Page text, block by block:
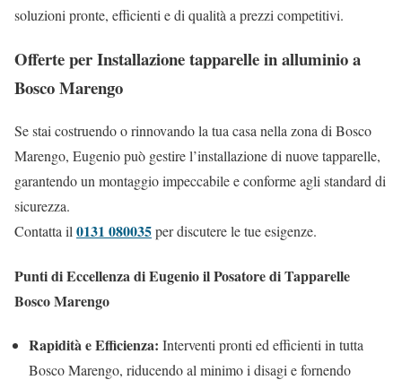
soluzioni pronte, efficienti e di qualità a prezzi competitivi.
Offerte per Installazione tapparelle in alluminio a
Bosco Marengo
Se stai costruendo o rinnovando la tua casa nella zona di Bosco
Marengo, Eugenio può gestire l’installazione di nuove tapparelle,
garantendo un montaggio impeccabile e conforme agli standard di
sicurezza.
Contatta il0131 080035per discutere le tue esigenze.
Punti di Eccellenza di Eugenio il Posatore di Tapparelle
Bosco Marengo
Rapidità e Efficienza: Interventi pronti ed efficienti in tutta
Bosco Marengo, riducendo al minimo i disagi e fornendo